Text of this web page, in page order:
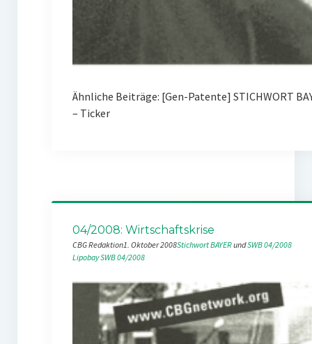
Ähnliche Beiträge: [Gen-Patente] STICHWORT
– Ticker
04/2008: Wirtschaftskrise
CBG Redaktion1. Oktober 2008Stichwort BAYER und SWB 04/2008
LipobaySWB 04/2008